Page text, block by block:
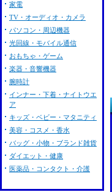
家電
TV・オーディオ・カメラ
パソコン・周辺機器
光回線・モバイル通信
おもちゃ・ゲーム
楽器・音響機器
腕時計
インナー・下着・ナイトウエ
ア
キッズ・ベビー・マタニティ
美容・コスメ・香水
バッグ・小物・ブランド雑貨
ダイエット・健康
医薬品・コンタクト・介護